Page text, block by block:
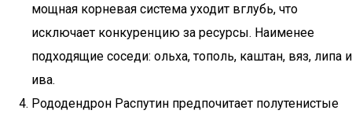
мощная корневая система уходит вглубь, что
исключает конкуренцию за ресурсы. Наименее
подходящие соседи: ольха, тополь, каштан, вяз, липа и
ива.
Рододендрон Распутин предпочитает полутенистые